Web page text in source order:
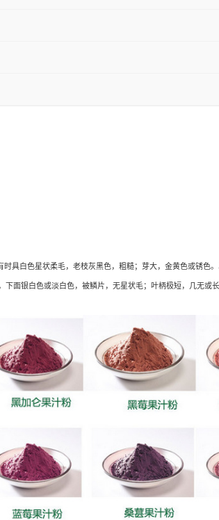
具白色星状柔毛，老枝灰黑色，粗糙；芽大，金黄色或锈色
面银白色或淡白色，被鳞片，无星状毛；叶柄极短，几无或长